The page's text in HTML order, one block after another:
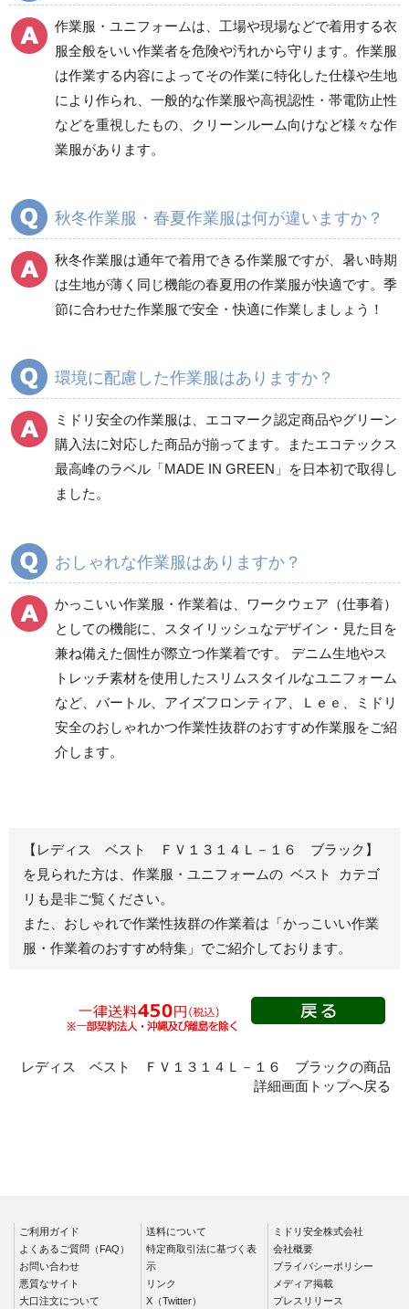
電気保守用品 ワイパー クリーンルーム対策用品
防災グッズ（防災セット） 救急医療品
健康管理器具 季節商品 ウイルス対策用品
商品カテゴリ一覧
秋冬長袖
食品産業用長袖
食品産業用半袖
秋冬長袖
ワークパンツ
春夏ワークパンツ作業
ズボン
秋冬ワークパンツ作業
ズボン
ツ
クリーンウェアワーク
パンツ
カーゴパンツ
春夏カーゴパンツ作業
ズボン
ズボン
レディース作業着
ブルゾン
ジャンパー
秋冬長袖
春夏半袖
スモック
秋冬長袖
クリーンウェ
ワークパンツ
春夏
シャツ
作業服・ユニフォームは、工場や現場などで着用する衣
服全般をいい作業者を危険や汚れから守ります。作業服
は作業する内容によってその作業に特化した仕様や生地
により作られ、一般的な作業服や高視認性・帯電防止性
などを重視したもの、クリーンルーム向けなど様々な作
業服があります。
秋冬作業服・春夏作業服は何が違いますか？
秋冬作業服は通年で着用できる作業服ですが、暑い時期
は生地が薄く同じ機能の春夏用の作業服が快適です。季
節に合わせた作業服で安全・快適に作業しましょう！
環境に配慮した作業服はありますか？
ミドリ安全の作業服は、エコマーク認定商品やグリーン
購入法に対応した商品が揃ってます。またエコテックス
最高峰のラベル「MADE IN GREEN」を日本初で取得し
ました。
おしゃれな作業服はありますか？
かっこいい作業服・作業着は、ワークウェア（仕事着）
としての機能に、スタイリッシュなデザイン・見た目を
兼ね備えた個性が際立つ作業着です。 デニム生地やス
トレッチ素材を使用したスリムスタイルなユニフォーム
など、バートル、アイズフロンティア、Ｌｅｅ、ミドリ
安全のおしゃれかつ作業性抜群のおすすめ作業服をご紹
介します。
【レディス ベスト ＦＶ１３１４Ｌ－１６ ブラック】
を見られた方は、作業服・ユニフォームの ベスト カテゴ
リも是非ご覧ください。
また、おしゃれで作業性抜群の作業着は 「かっこいい作業
服・作業着のおすすめ特集」 でご紹介しております。
レディス ベスト ＦＶ１３１４Ｌ－１６ ブラックの商品
詳細画面トップへ戻る
ご利用ガイド
よくあるご質問（FAQ）
お問い合わせ
悪質なサイト
大口注文について
送料について
特定商取引法に基づく表
示
リンク
X（Twitter）
ミドリ安全株式会社
会社概要
プライバシーポリシー
メディア掲載
プレスリリース